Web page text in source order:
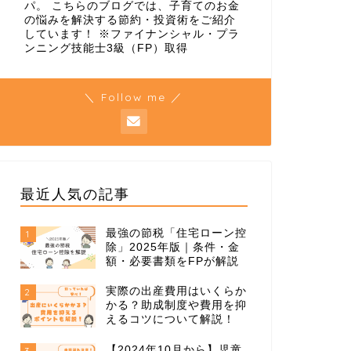
パ。 こちらのブログでは、子育てのお金
の悩みを解決する節約・投資術をご紹介
しています！ ※ファイナンシャル・プラ
ンニング技能士3級（FP）取得
＼ Follow me ／
最近人気の記事
1
最強の節税「住宅ローン控
除」2025年版｜条件・金
額・必要書類をFPが解説
2
実際の出産費用はいくらか
かる？助成制度や費用を抑
えるコツについて解説！